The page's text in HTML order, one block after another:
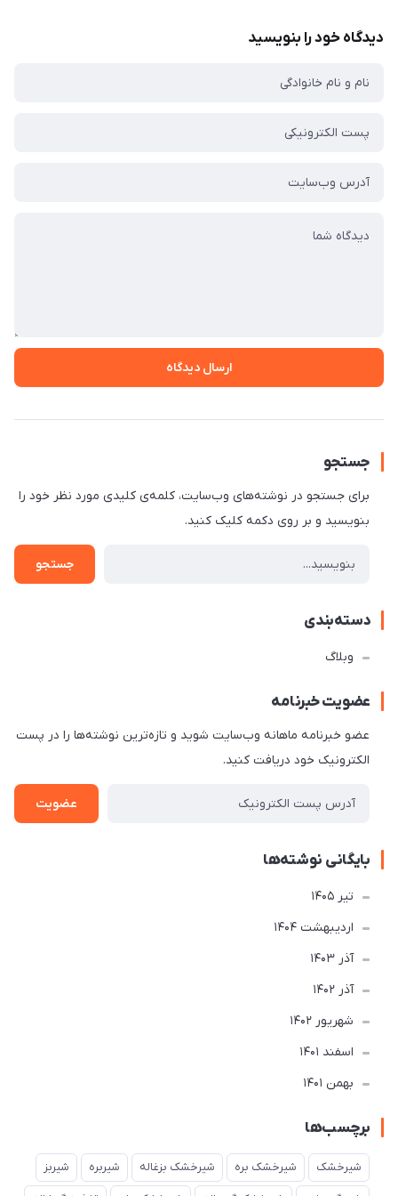
دیدگاه خود را بنویسید
ارسال دیدگاه
جستجو
برای جستجو در نوشته‌های وب‌سایت، کلمه‌ی کلیدی مورد نظر خود را
بنویسید و بر روی دکمه کلیک کنید.
جستجو
دسته‌بندی
وبلاگ
عضویت خبرنامه
عضو خبرنامه ماهانه وب‌سایت شوید و تازه‌ترین نوشته‌ها را در پست
الکترونیک خود دریافت کنید.
عضویت
بایگانی نوشته‌ها
تير 1405
ارديبهشت 1404
آذر 1403
آذر 1402
شهریور 1402
اسفند 1401
بهمن 1401
برچسب‌ها
شیرخشک شیرخشک بره شیرخشک بزغاله شیربره شیربز